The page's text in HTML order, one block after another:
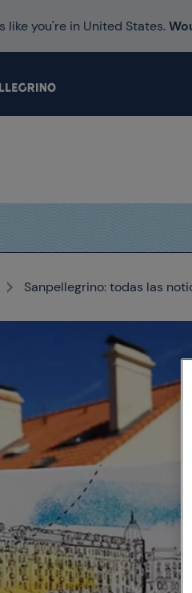
like you're in United States.
Sanpellegrino: todas las